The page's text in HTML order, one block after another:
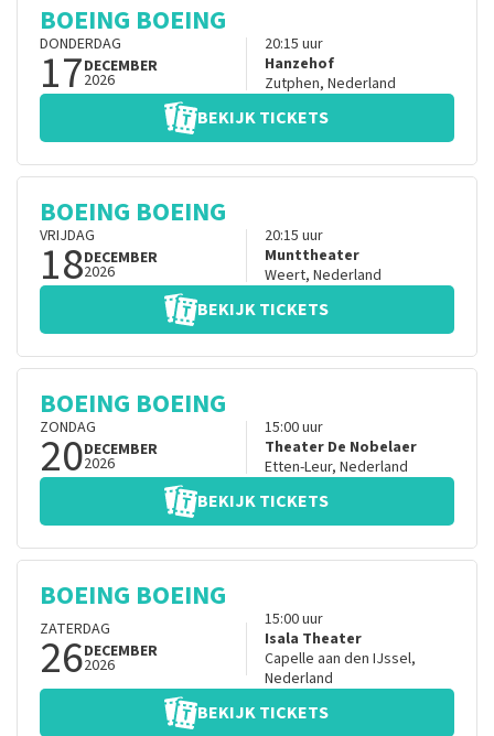
BOEING BOEING
DONDERDAG
17DECEMBER
2026
20:15 uur
Hanzehof
Zutphen, Nederland
BEKIJK TICKETS
BOEING BOEING
VRIJDAG
18DECEMBER
2026
20:15 uur
Munttheater
Weert, Nederland
BEKIJK TICKETS
BOEING BOEING
ZONDAG
20DECEMBER
2026
15:00uur
Theater De Nobelaer
Etten-Leur, Nederland
BEKIJK TICKETS
BOEING BOEING
ZATERDAG
26DECEMBER
2026
15:00uur
Isala Theater
Capelle aan den IJssel,
Nederland
BEKIJK TICKETS